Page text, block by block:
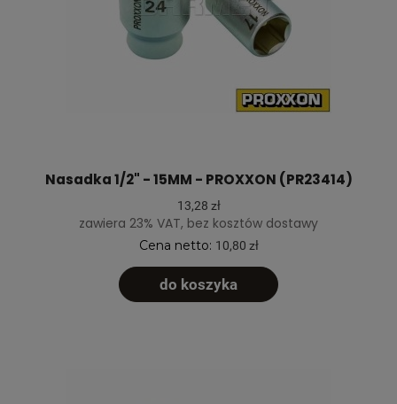
Nasadka 1/2" - 15MM - PROXXON (PR23414)
13,28 zł
zawiera 23% VAT, bez kosztów dostawy
Cena netto: 10,80 zł
do koszyka